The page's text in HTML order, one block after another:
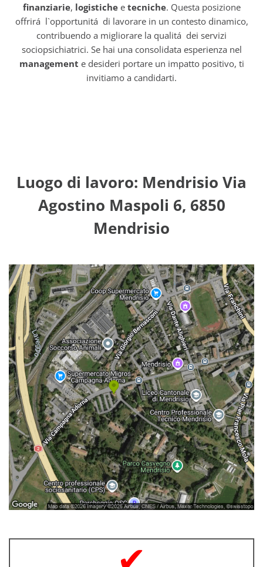
finanziarie, logistichee tecniche. Questa posizione
offrirá l`opportunitá di lavorare in un contesto dinamico,
contribuendo a migliorare la qualitá dei servizi
sociopsichiatrici. Se hai una consolidata esperienza nel
management e desideri portare un impatto positivo, ti
invitiamo a candidarti.
Luogo di lavoro: Mendrisio Via
Agostino Maspoli 6, 6850
Mendrisio